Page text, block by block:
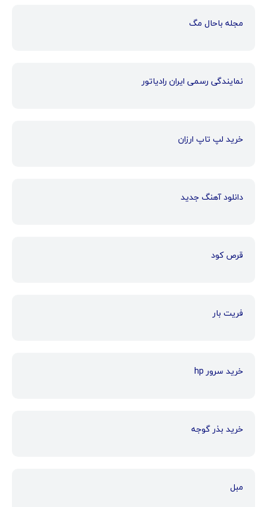
مجله باحال مگ
نمایندگی رسمی ایران رادیاتور
خرید لپ تاپ ارزان
دانلود آهنگ جدید
قرص کود
فریت بار
خرید سرور hp
خرید بذر گوجه
مبل